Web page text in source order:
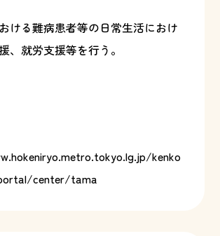
ける難病患者等の日常生活におけ
、就労支援等を行う。
kenko
center/tama